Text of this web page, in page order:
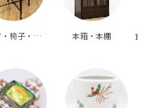
チェア・椅子・ベンチ・ソファ 本箱・本棚 食器